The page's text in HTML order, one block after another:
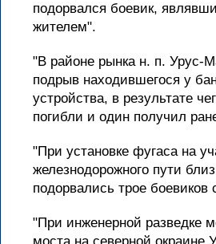
подорвался боевик,
жителем".
"В районе рынка н. п. Урус-
подрыв находившегося у
устройства, в результате
погибли и один получил
"При установке фугаса на
железнодорожного пути
подорвались трое боевиков
"При инженерной разведке